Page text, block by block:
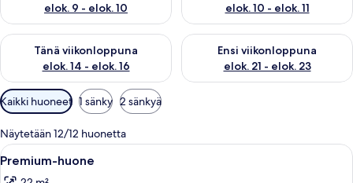
elok. 9 - elok. 10
elok. 10 - elok. 11
Tänä viikonloppuna
elok. 14 - elok. 16
Tarkista tämän viikonlopun saatavuus elok. 14 - elok. 16
Ensi viikonloppuna
elok. 21 - elok. 23
Tarkista ensi viikonlopun
Huoneille
saatavilla
olevia
suodattimia
Kaikki huoneet 1 sänky 2 sänkyä
Näytetään 12/12 huonetta
Avaa
kaikki
Kylpyhuone, jossa on pesuallas, peili
5
Premium-huone